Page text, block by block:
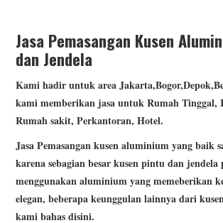
Jasa Pemasangan Kusen
dan Jendela
Kami hadir untuk area
kami memberikan jasa untuk Rumah Tinggal,
Rumah sakit, Perkantoran, Hotel.
Jasa Pemasangan kusen aluminium yang baik
karena sebagian besar kusen pintu dan jendela
menggunakan aluminium yang memeberikan
elegan, beberapa keunggulan lainnya dari
kami bahas disini.